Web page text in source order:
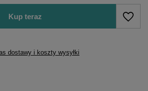
Kup teraz
dostawy i koszty wysyłki